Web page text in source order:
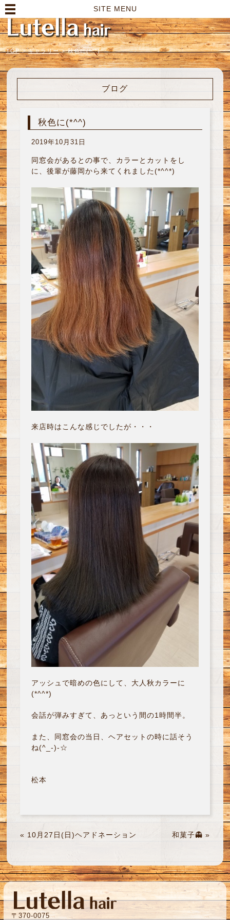
SITE MENU
TOP > ギャラリー > 秋色に(*^^)
ブログ
秋色に(*^^)
2019年10月31日
同窓会があるとの事で、カラーとカットをし
に、後輩が藤岡から来てくれました(*^^*)
来店時はこんな感じでしたが・・・
アッシュで暗めの色にして、大人秋カラーに
(*^^*)
会話が弾みすぎて、あっという間の1時間半。
また、同窓会の当日、ヘアセットの時に話そう
ね(^_-)-☆
松本
« 10月27日(日)ヘアドネーション 和菓子👻 »
〒370-0075